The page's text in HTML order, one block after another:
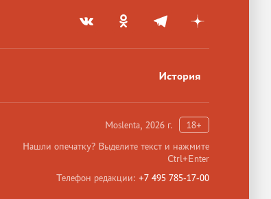
История
Moslenta, 2026 г.
18+
Нашли опечатку? Выделите текст и нажмите
Ctrl+Enter
Телефон редакции: +7 495 785-17-00